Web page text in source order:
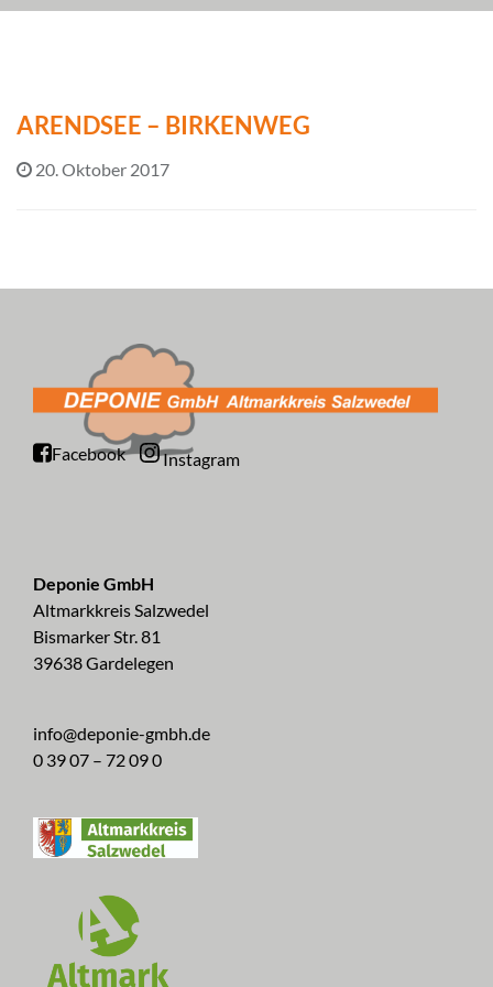
ARENDSEE – BIRKENWEG
20. Oktober 2017
Facebook Instagram
Deponie GmbH
Altmarkkreis Salzwedel
Bismarker Str. 81
39638 Gardelegen
info@deponie-gmbh.de
0 39 07 – 72 09 0